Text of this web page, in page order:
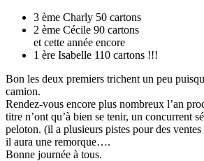
3 ème Charly 50 cartons
2 ème Cécile 90 cartons
et cette année encore
1 ère Isabelle 110 cartons !!!
Bon les deux premiers trichent un peu
camion.
Rendez-vous encore plus nombreux l’an
titre n’ont qu’à bien se tenir, un concurrent
peloton. (il a plusieurs pistes pour des
il aura une remorque….
Bonne journée à tous.